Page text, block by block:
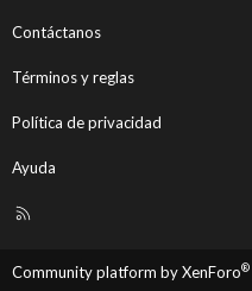
Contáctanos
Términos y reglas
Política de privacidad
Ayuda
R
Community platform by XenForo®